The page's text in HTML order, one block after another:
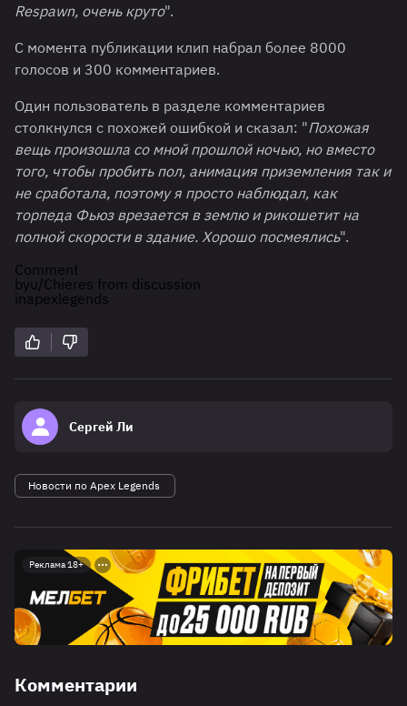
Respawn, очень круто".
С момента публикации клип набрал более 8000
голосов и 300 комментариев.
Один пользователь в разделе комментариев
столкнулся с похожей ошибкой и сказал: "Похожая
вещь произошла со мной прошлой ночью, но вместо
того, чтобы пробить пол, анимация приземления так и
не сработала, поэтому я просто наблюдал, как
торпеда Фьюз врезается в землю и рикошетит на
полной скорости в здание. Хорошо посмеялись".
Comment
byu/Chieres from discussion
inapexlegends
Сергей Ли
Новости по Apex Legends
Реклама 18+
Комментарии